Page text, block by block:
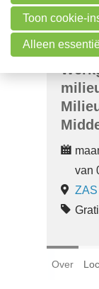
van
Over
Toon cookie-
Alleen